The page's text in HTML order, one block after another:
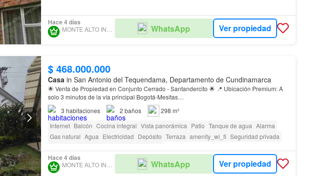
Hace 4 días
MONTE ALTO INVERSIONES WhatsApp Ver propiedad
$ 468.000.000
Casa in San Antonio del Tequendama, Departamento de Cundinamarca
🌟 Venta de Propiedad en Conjunto Cerrado - Santandercito 🌟 📍 Ubicación Premium: A
solo 3 minutos de la vía principal Bogotá-Mesitas…
3 habitaciones 2 baños
298 m²
Internet Balcón Cocina integral Vista panorámica Patio Tanque de agua Alarma
Gas natural Agua Electricidad Depósito Terraza amenity_wi_fi Seguridad privada
Hace 4 días
MONTE ALTO INVERSIONES WhatsApp Ver propiedad